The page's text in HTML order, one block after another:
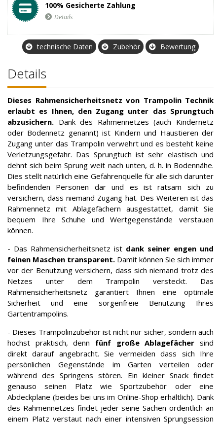
100% Gesicherte Zahlung
Details
technische Daten Zubehör Bewertung
Details
Dieses Rahmensicherheitsnetz von Trampolin Technik
erlaubt es Ihnen, den Zugang unter das Sprungtuch
abzusichern. Dank des Rahmennetzes (auch Kindernetz
oder Bodennetz genannt) ist Kindern und Haustieren der
Zugang unter das Trampolin verwehrt und es besteht keine
Verletzungsgefahr. Das Sprungtuch ist sehr elastisch und
dehnt sich beim Sprung weit nach unten, d. h. in Bodennähe.
Dies stellt natürlich eine Gefahrenquelle für alle sich darunter
befindenden Personen dar und es ist ratsam sich zu
versichern, dass niemand Zugang hat. Des Weiteren ist das
Rahmennetz mit Ablagefächern ausgestattet, damit Sie
bequem Ihre Schuhe und Wertgegenstände verstauen
können.
- Das Rahmensicherheitsnetz ist dank seiner engen und
feinen Maschen transparent. Damit können Sie sich immer
vor der Benutzung versichern, dass sich niemand trotz des
Netzes unter dem Trampolin versteckt. Das
Rahmensicherheitsnetz garantiert Ihnen eine optimale
Sicherheit und eine sorgenfreie Benutzung Ihres
Gartentrampolins.
- Dieses Trampolinzubehör ist nicht nur sicher, sondern auch
höchst praktisch, denn fünf große Ablagefächer sind
direkt darauf angebracht. Sie vermeiden dass sich Ihre
persönlichen Gegenstände im Garten verteilen oder
während des Springens stören. Ein kleiner Snack findet
genauso seinen Platz wie Sportzubehör oder eine
Abdeckplane (beides bei uns im Online-Shop erhältlich). Dank
des Rahmennetzes findet jeder seine Sachen ordentlich an
einem Platz verstaut nach einer intensiven Sprungsession